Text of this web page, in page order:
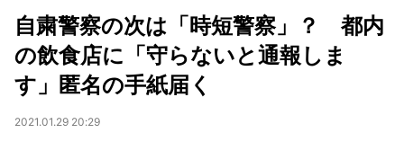
自粛警察の次は「時短警察」？ 都内
の飲食店に「守らないと通報しま
す」匿名の手紙届く
2021.01.29 20:29